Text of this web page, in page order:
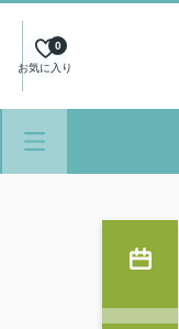
お気に入り
0